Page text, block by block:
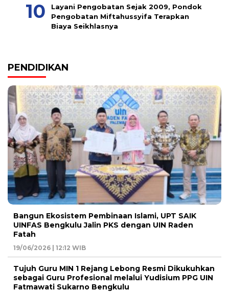
Layani Pengobatan Sejak 2009, Pondok
Pengobatan Miftahussyifa Terapkan
Biaya Seikhlasnya
PENDIDIKAN
Bangun Ekosistem Pembinaan Islami, UPT SAIK
UINFAS Bengkulu Jalin PKS dengan UIN Raden
Fatah
19/06/2026 | 12:12 WIB
Tujuh Guru MIN 1 Rejang Lebong Resmi Dikukuhkan
sebagai Guru Profesional melalui Yudisium PPG UIN
Fatmawati Sukarno Bengkulu